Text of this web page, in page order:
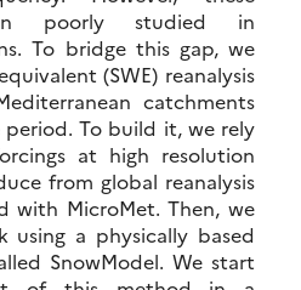
poorly studied in
To bridge this gap, we
(SWE) reanalysis
catchments
To build it, we rely
at high resolution
from global reanalysis
with MicroMet. Then, we
using a physically based
SnowModel. We start